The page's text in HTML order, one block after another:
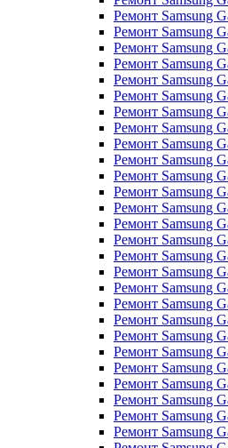
Ремонт Samsung
Ремонт Samsung
Ремонт Samsung
Ремонт Samsung
Ремонт Samsung
Ремонт Samsung
Ремонт Samsung
Ремонт Samsung
Ремонт Samsung
Ремонт Samsung
Ремонт Samsung
Ремонт Samsung
Ремонт Samsung
Ремонт Samsung
Ремонт Samsung
Ремонт Samsung
Ремонт Samsung
Ремонт Samsung
Ремонт Samsung
Ремонт Samsung
Ремонт Samsung
Ремонт Samsung
Ремонт Samsung
Ремонт Samsung
Ремонт Samsung
Ремонт Samsung
Ремонт Samsung